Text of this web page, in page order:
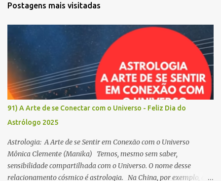
r
s
Postagens mais visitadas
91) A Arte de se Conectar com o Universo - Feliz Dia do
Astrólogo 2025
Astrologia: A Arte de se Sentir em Conexão com o Universo
Mônica Clemente (Manika) Temos, mesmo sem saber,
sensibilidade compartilhada com o Universo. O nome desse
relacionamento cósmico é astrologia. Na China, por exemplo, a